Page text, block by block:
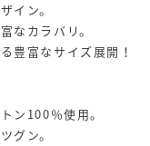
イン。
なカラバリ。
豊富なサイズ展開！
ン100％使用。
グン。